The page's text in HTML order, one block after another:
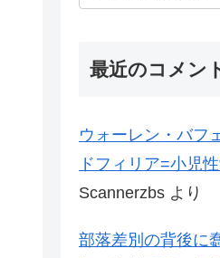
最近のコメン
ウォーレン・バフ
ドフィリア=小児
Scannerzbs より
部落差別の背後に